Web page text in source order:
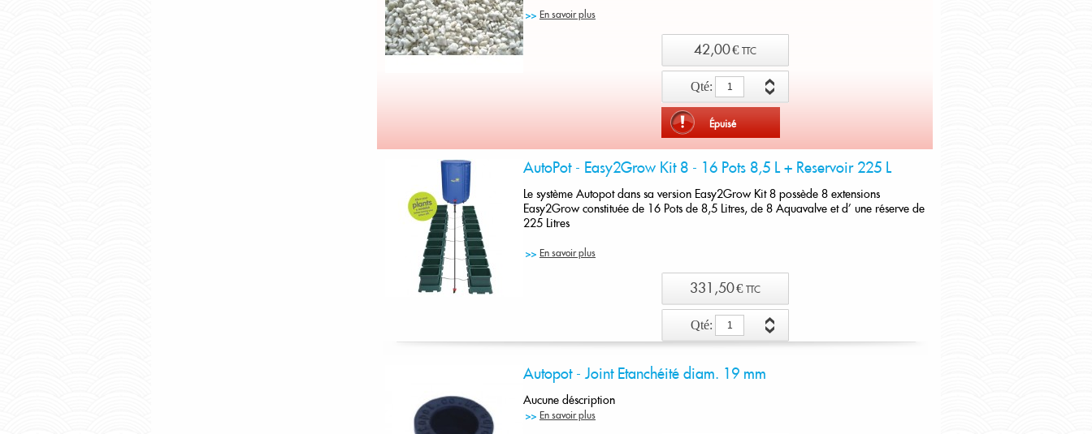
En savoir plus
42,00 € TTC
Qté:
Épuisé
AutoPot - Easy2Grow Kit 8 - 16 Pots 8,5 L + Reservoir 225 L
Le système Autopot dans sa version Easy2Grow Kit 8 possède 8 extensions
Easy2Grow constituée de 16 Pots de 8,5 Litres, de 8 Aquavalve et d' une réserve de
225 Litres
En savoir plus
331,50 € TTC
Qté:
Autopot - Joint Etanchéité diam. 19 mm
Aucune déscription
En savoir plus